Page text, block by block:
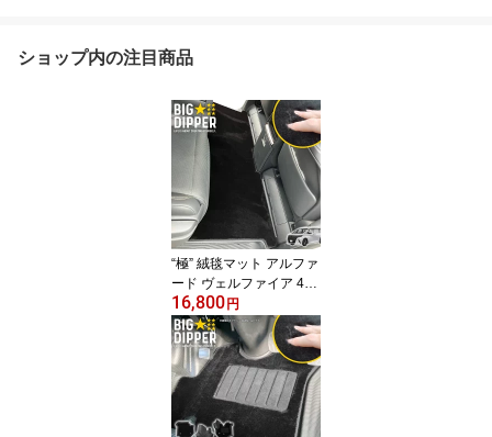
ショップ内の注目商品
“極” 絨毯マット アルファ
ード ヴェルファイア 40
系 2列目 トヨタ TOYOTA
ポリエステル繊維 PET素
材 フロアマット カーマ
ット ズレ防止 内装 カス
タム パーツ
16,800円